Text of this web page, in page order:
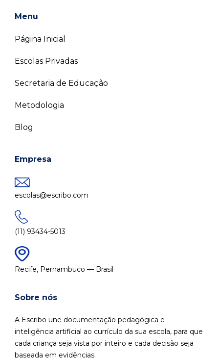
Menu
Página Inicial
Escolas Privadas
Secretaria de Educação
Metodologia
Blog
Empresa
escolas@escribo.com
(11) 93434-5013
Recife, Pernambuco — Brasil
Sobre nós
A Escribo une documentação pedagógica e
inteligência artificial ao currículo da sua escola, para que
cada criança seja vista por inteiro e cada decisão seja
baseada em evidências.